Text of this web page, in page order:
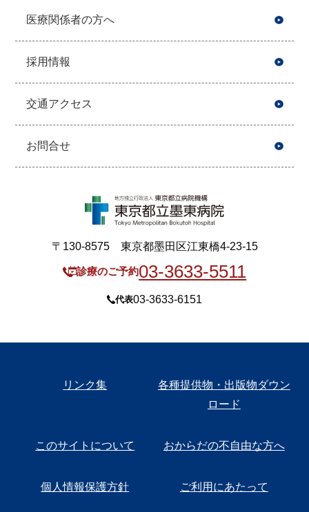
医療関係者の方へ
採用情報
交通アクセス
お問合せ
〒130-8575 東京都墨田区江東橋4-23-15
診療のご予約03-3633-5511
代表03-3633-6151
リンク集
各種提供物・出版物ダウン
ロード
このサイトについて おからだの不自由な方へ
個人情報保護方針 ご利用にあたって